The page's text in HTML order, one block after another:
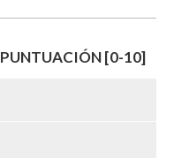
PUNTUACIÓN [0-10]